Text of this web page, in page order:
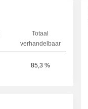
Totaal
verhandelbaar
85,3 %